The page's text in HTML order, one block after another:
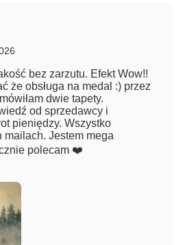
bez zarzutu. Efekt Wow!!
że obsługa na medal :) przez
dwie tapety.
od sprzedawcy i
pieniędzy. Wszystko
mailach. Jestem mega
polecam ❤️